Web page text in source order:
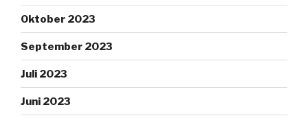
Oktober 2023
September 2023
Juli 2023
Juni 2023